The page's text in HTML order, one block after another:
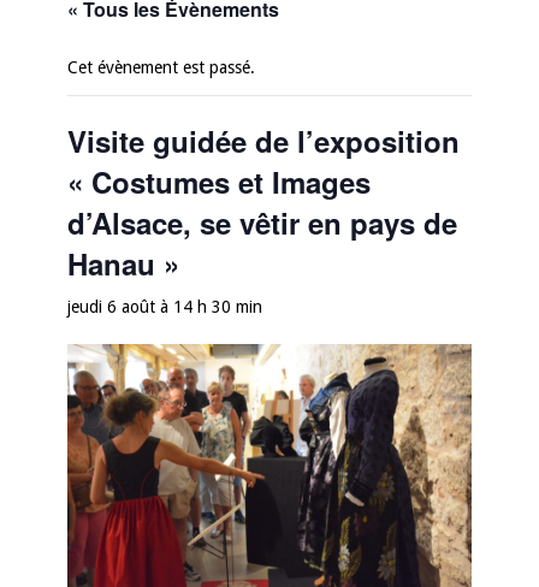
« Tous les Évènements
Cet évènement est passé.
Visite guidée de l’exposition
« Costumes et Images
d’Alsace, se vêtir en pays de
Hanau »
jeudi 6 août à 14 h 30 min